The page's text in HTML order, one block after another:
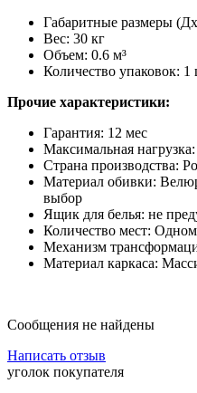
Габаритные размеры
Вес: 30 кг
Объем: 0.6 м³
Количество упаковок: 1
Прочие характеристики:
Гарантия: 12 мес
Максимальная
Страна производства:
Материал обивки:
выбор
Ящик для белья: не
Количество мест:
Механизм
Материал каркаса:
Сообщения не найдены
Написать отзыв
уголок покупателя